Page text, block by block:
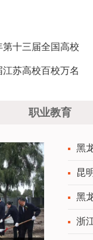
十三届全国高校
奖项6项
苏高校百校万名
职业教育
黑
昆
黑
浙